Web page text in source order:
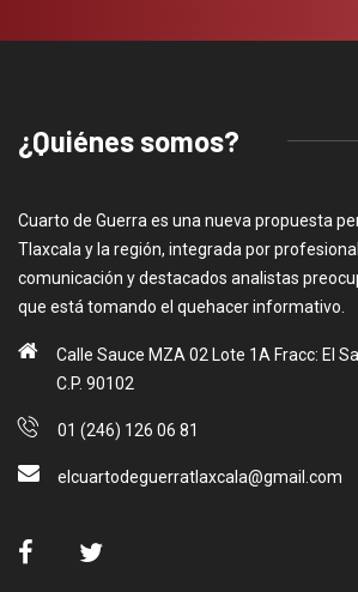
¿Quiénes somos?
Cuarto de Guerra es una nueva propuesta
Tlaxcala y la región, integrada por
comunicación y destacados analistas
que está tomando el quehacer informativo.
Calle Sauce MZA 02 Lote 1A Fracc: El
C.P. 90102
01 (246) 126 06 81
elcuartodeguerratlaxcala@gmail.com